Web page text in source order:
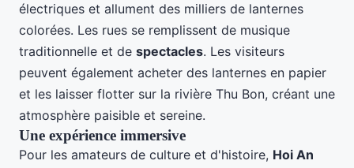
électriques et allument des milliers de lanternes
colorées. Les rues se remplissent de musique
traditionnelle et de spectacles. Les visiteurs
peuvent également acheter des lanternes en papier
et les laisser flotter sur la rivière Thu Bon, créant une
atmosphère paisible et sereine.
Une expérience immersive
Pour les amateurs de culture et d'histoire, Hoi An